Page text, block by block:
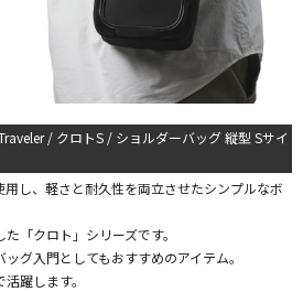
/ クロトS / ショルダーバッグ 縦型 Sサイ
し、軽さと耐久性を両立させたシンプルなボ
「クロト」シリーズです。
グ入門としてもおすすめのアイテム。
躍します。